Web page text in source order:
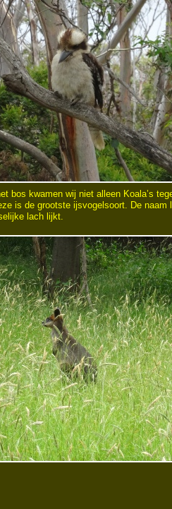
bos kwamen wij niet alleen Koala’s
is de grootste ijsvogelsoort. De naam
lach lijkt.